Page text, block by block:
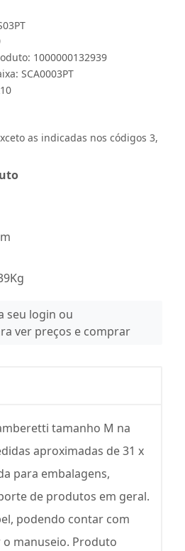
1000000132939
SCA0003PT
as indicadas nos códigos 3,
seu login ou
ver preços e comprar
tamanho M na
aproximadas de 31 x
para embalagens,
de produtos em geral.
podendo contar com
manuseio. Produto